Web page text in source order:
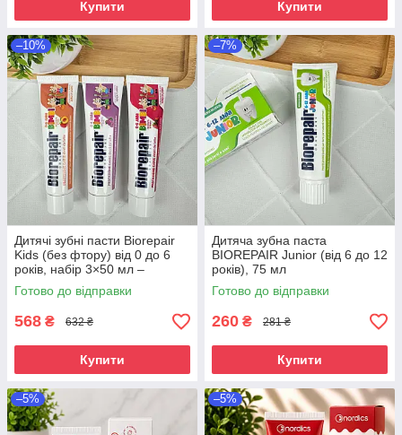
Купити Купити
–10%
Дитячі зубні пасти Biorepair
Kids (без фтору) від 0 до 6
років, набір 3×50 мл –
полуниця, персик, виноград
Готово до відправки
568 ₴ 632 ₴
Купити
–7%
Дитяча зубна паста
BIOREPAIR Junior (від 6 до 12
років), 75 мл
Готово до відправки
260 ₴ 281 ₴
Купити
–5% –5%